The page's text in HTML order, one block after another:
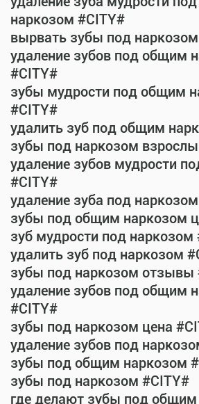
наркозом #CITY#
вырвать зубы под
удаление зубов под общим
#CITY#
зубы мудрости под общим
#CITY#
удалить зуб под общим
зубы под наркозом
удаление зубов мудрости
#CITY#
удаление зуба под
зубы под общим наркозом
зуб мудрости под наркозом
удалить зуб под наркозом
зубы под наркозом отзывы
удаление зубов под общим
#CITY#
зубы под наркозом цена
удаление зубов под
зубы под общим наркозом
зубы под наркозом #CITY#
где делают зубы под